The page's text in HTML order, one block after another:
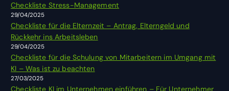
a
h
:
Checkliste Stress-Management
29/04/2025
Checkliste für die Elternzeit – Antrag, Elterngeld und
Rückkehr ins Arbeitsleben
29/04/2025
Checkliste für die Schulung von Mitarbeitern im Umgang mit
KI – Was ist zu beachten
27/03/2025
Checkliste KI im Unternehmen einführen – Für Unternehmer